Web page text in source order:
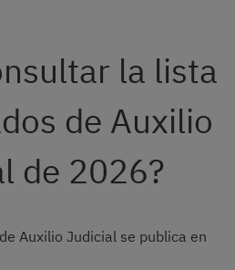
la lista
de Auxilio
de 2026?
Auxilio Judicial se publica en